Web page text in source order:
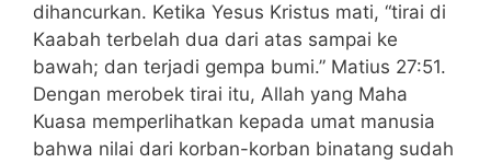
dihancurkan. Ketika Yesus Kristus mati, “tirai di
Kaabah terbelah dua dari atas sampai ke
bawah; dan terjadi gempa bumi.” Matius 27:51.
Dengan merobek tirai itu, Allah yang Maha
Kuasa memperlihatkan kepada umat manusia
bahwa nilai dari korban-korban binatang sudah